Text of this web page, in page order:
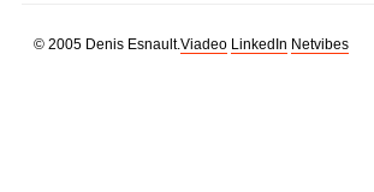
© 2005 Denis Esnault.Viadeo LinkedIn Netvibes